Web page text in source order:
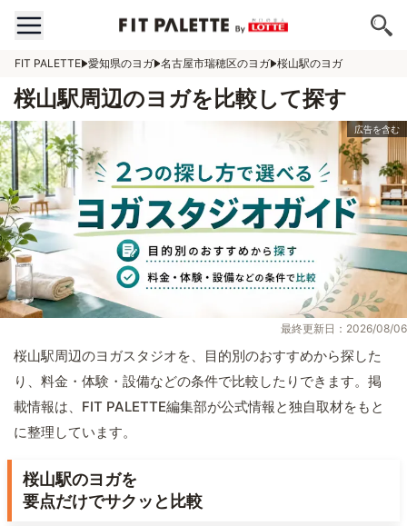
FIT PALETTE 愛知県のヨガ 名古屋市瑞穂区のヨガ 桜山駅のヨガ
桜山駅周辺のヨガを比較して探す
最終更新日：2026/08/06
桜山駅周辺のヨガスタジオを、目的別のおすすめから探した
り、料金・体験・設備などの条件で比較したりできます。掲
載情報は、FIT PALETTE編集部が公式情報と独自取材をもと
に整理しています。
桜山駅のヨガを
要点だけでサクッと比較